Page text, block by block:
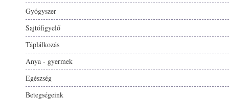
Gyógyszer
Sajtófigyelő
Táplálkozás
Anya - gyermek
Egészség
Betegségeink